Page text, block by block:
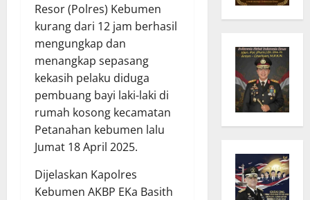
Resor (Polres) Kebumen
kurang dari 12 jam berhasil
mengungkap dan
menangkap sepasang
kekasih pelaku diduga
pembuang bayi laki-laki di
rumah kosong kecamatan
Petanahan kebumen lalu
Jumat 18 April 2025.
Dijelaskan Kapolres
Kebumen AKBP EKa Basith